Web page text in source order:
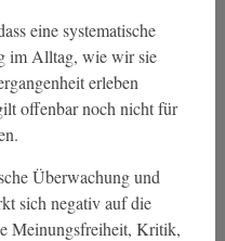
eine systematische
im Alltag, wie wir sie
erleben
offenbar noch nicht für
Überwachung und
sich negativ auf die
Meinungsfreiheit, Kritik,